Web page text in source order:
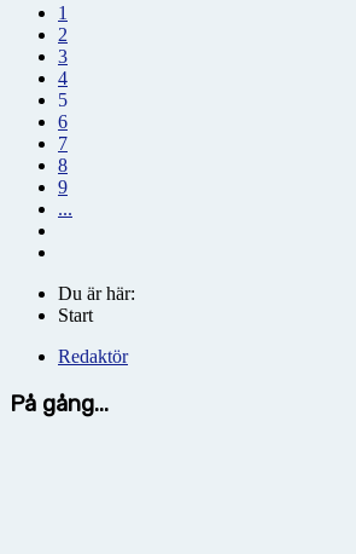
1
2
3
4
5
6
7
8
9
...
Du är här:
Start
Redaktör
På gång...